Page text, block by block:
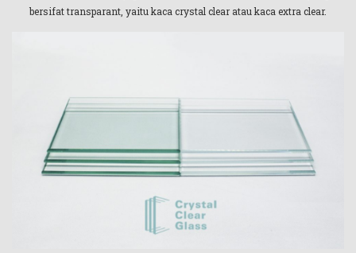
bersifat transparant, yaitu kaca crystal clear atau kaca extra clear.